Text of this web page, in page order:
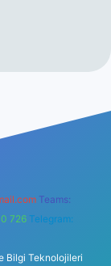
Teams:
726 Telegram:
Bilgi Teknolojileri